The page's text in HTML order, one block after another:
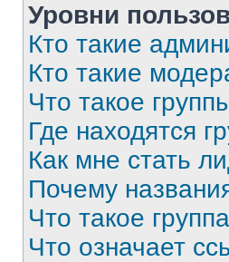
Уровни
Кто такие
Кто такие
Что такое
Где находятся
Как мне стать
Почему
Что такое
Что означает